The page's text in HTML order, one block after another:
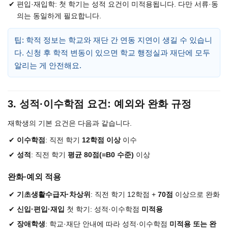
편입·재입학: 첫 학기는 성적 요건이 미적용됩니다. 다만 서류·동
의는 동일하게 필요합니다.
팁: 학적 정보는 학교와 재단 간 연동 지연이 생길 수 있습니
다. 신청 후 학적 변동이 있으면 학교 행정실과 재단에 모두
알리는 게 안전해요.
3. 성적·이수학점 요건: 예외와 완화 규정
재학생의 기본 요건은 다음과 같습니다.
이수학점 : 직전 학기 12학점 이상이수
성적 : 직전 학기 평균 80점(=B0 수준) 이상
완화·예외 적용
기초생활수급자·차상위 : 직전 학기 12학점 + 70점 이상으로 완화
신입·편입·재입 첫 학기: 성적·이수학점 미적용
장애학생: 학교·재단 안내에 따라 성적·이수학점 미적용 또는 완